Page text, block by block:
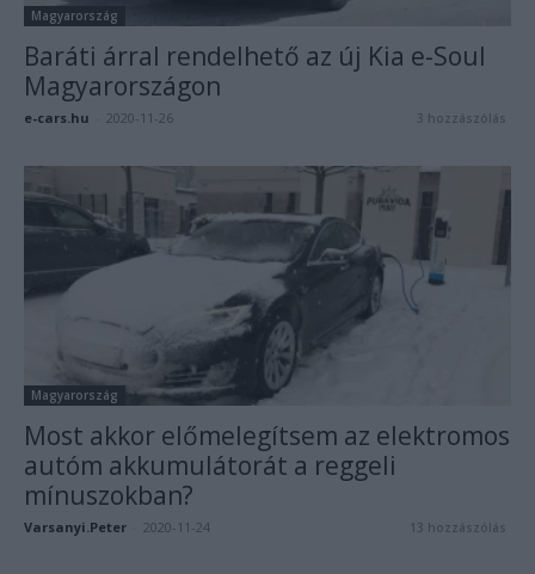
Magyarország
Baráti árral rendelhető az új Kia e-Soul
Magyarországon
e-cars.hu 2020-11-26 3 hozzászólás
Magyarország
Most akkor előmelegítsem az elektromos
autóm akkumulátorát a reggeli
mínuszokban?
Varsanyi.Peter 2020-11-24 13 hozzászólás